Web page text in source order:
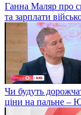
Ганна Маляр про
та зарплати
Чи будуть
ціни на пальне –